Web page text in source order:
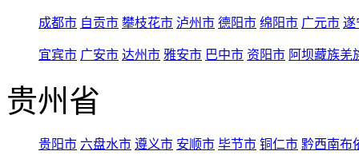
成都市 自贡市 攀枝花市 泸州市 德阳市 绵阳市 广元市 遂
宜宾市 广安市 达州市 雅安市 巴中市 资阳市 阿坝藏族羌
贵州省
贵阳市 六盘水市 遵义市 安顺市 毕节市 铜仁市 黔西南布